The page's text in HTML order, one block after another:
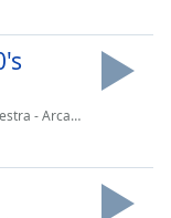
Shuffle